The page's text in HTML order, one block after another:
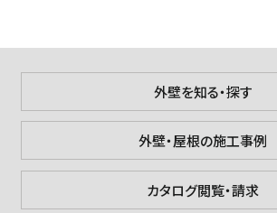
外壁を知る・探す
外壁・屋根の施工事例
カタログ閲覧・請求